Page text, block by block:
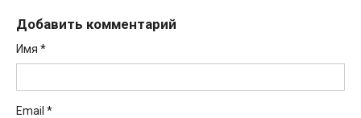
Добавить комментарий
Имя *
Email *